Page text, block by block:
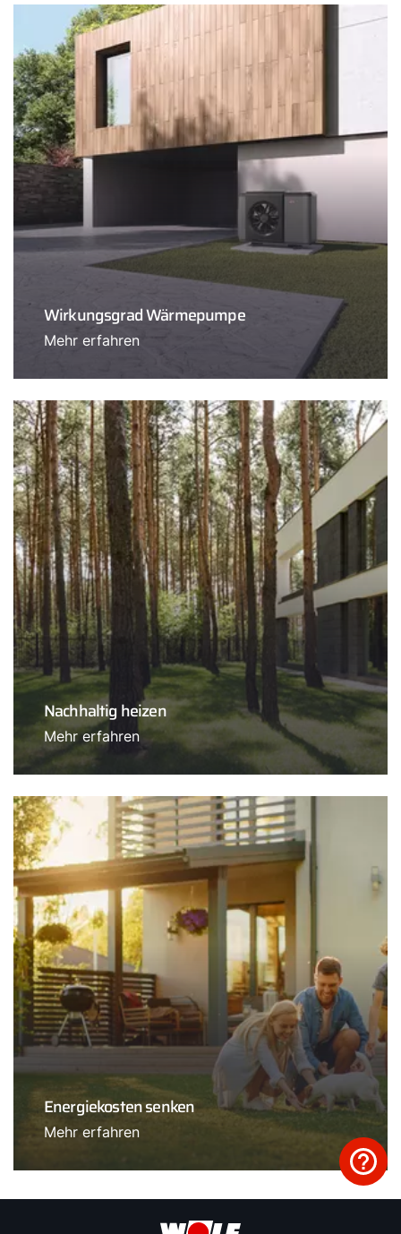
Wirkungsgrad Wärmepumpe
Mehr erfahren
Nachhaltig heizen
Mehr erfahren
Energiekosten senken
Mehr erfahren